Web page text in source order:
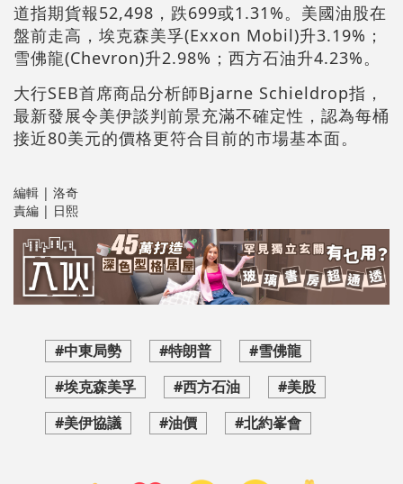
道指期貨報52,498，跌699或1.31%。美國油股在
盤前走高，埃克森美孚(Exxon Mobil)升3.19%；
雪佛龍(Chevron)升2.98%；西方石油升4.23%。
大行SEB首席商品分析師Bjarne Schieldrop指，
最新發展令美伊談判前景充滿不確定性，認為每桶
接近80美元的價格更符合目前的市場基本面。
編輯 | 洛奇
責編 | 日熙
#中東局勢 #特朗普
#雪佛龍
#埃克森美孚
#西方石油
#美股
#美伊協議
#油價 #北約峯會